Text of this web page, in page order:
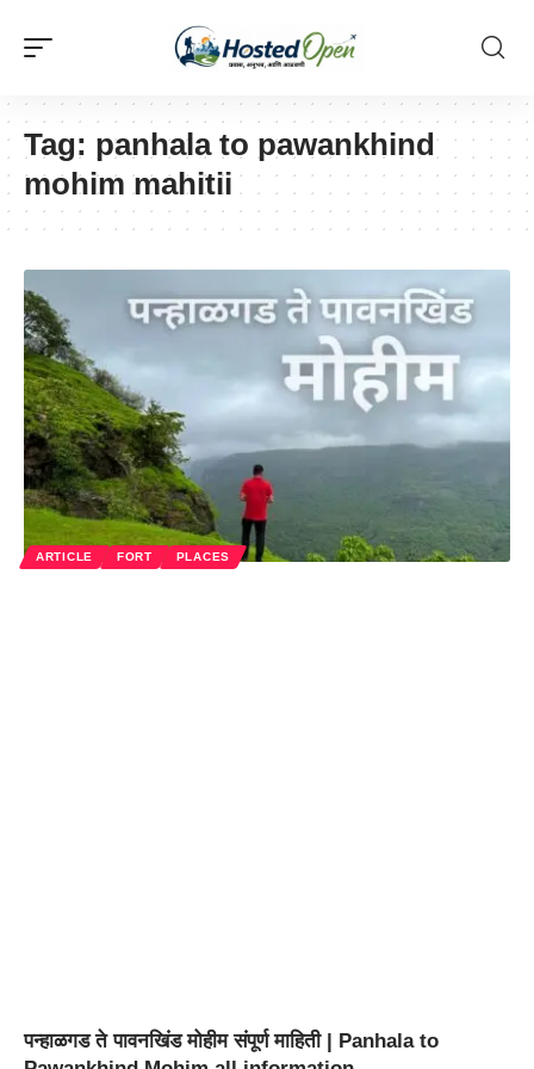
Tag: panhala to pawankhind
mohim mahitii
ARTICLE FORT PLACES
पन्हाळगड ते पावनखिंड मोहीम संपूर्ण माहिती | Panhala to